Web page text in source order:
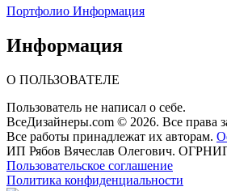
Портфолио Информация
Информация
О ПОЛЬЗОВАТЕЛЕ
Пользователь не написал о себе.
ВсеДизайнеры.com © 2026. Все права
Все работы принадлежат их авторам.
ИП Рябов Вячеслав Олегович.
Пользовательское соглашение
Политика конфиденциальности